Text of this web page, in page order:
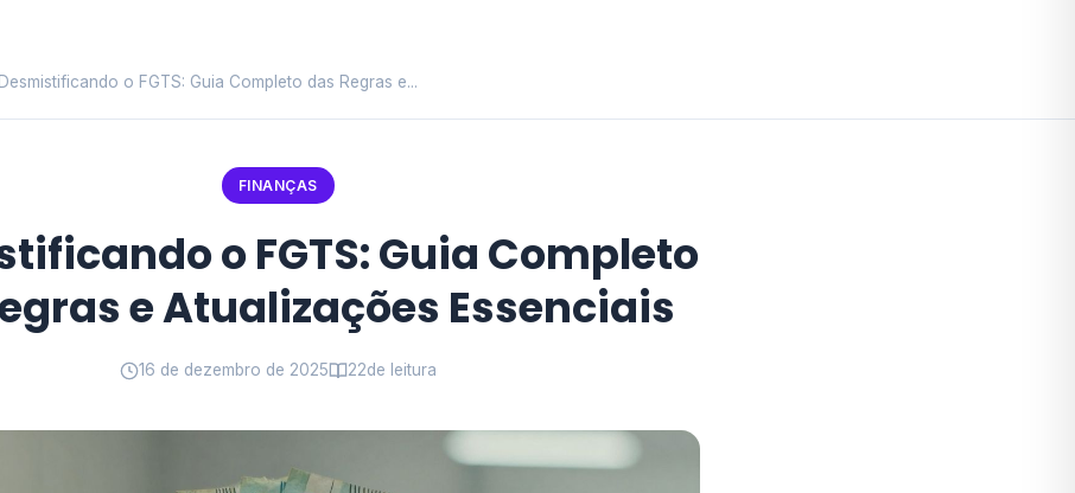
Desmistificando o FGTS: Guia Completo das Regras e...
FINANÇAS
o FGTS: Guia Completo
e Atualizações Essenciais
16 de dezembro de 2025 22de leitura